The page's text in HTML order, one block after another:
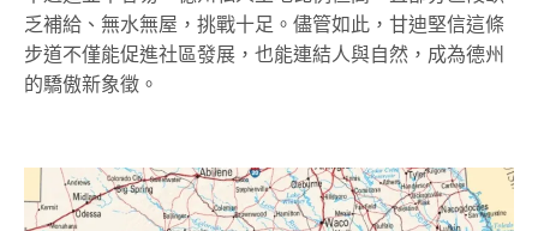
乏補給、無水無屋，挑戰十足。儘管如此，甘迪堅信這條
步道不僅能促進社區發展，也能連結人與自然，成為德州
的驕傲新象徵。